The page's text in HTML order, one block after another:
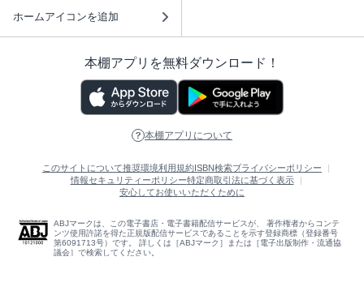
ホームアイコンを追加
本棚アプリを無料ダウンロード！
本棚アプリについて
このサイトについて推奨環境利用規約ISBN検索プライバシーポリシー
情報セキュリティーポリシー特定商取引法に基づく表示
安心してお使いいただくために
ABJマークは、この電子書店・電子書籍配信サービスが、 著作権者からコンテ
ンツ使用許諾を得た正規版配信サービスであることを示す登録商標（登録番号
第6091713号）です。 詳しくは［ABJマーク］または［電子出版制作・流通協
議会］で検索してください。